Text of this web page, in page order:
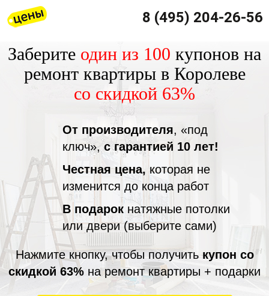
8 (495) 204-26-56
Заберите один из 100 купонов на
ремонт квартиры в Королеве
со скидкой 63%
От производителя, «под
ключ»,с гарантией 10 лет!
Честная цена, которая не
изменится до конца работ
В подарок натяжные потолки
или двери (выберите сами)
Нажмите кнопку, чтобы получитькупон со
скидкой 63% на ремонт квартиры + подарки